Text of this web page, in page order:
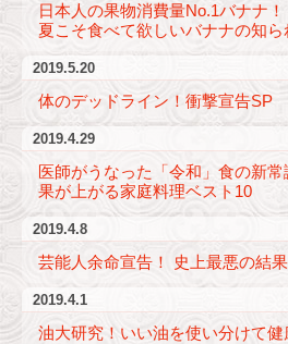
日本人の果物消費量No.1バナナ！
夏こそ食べて欲しいバナナの知ら
2019.5.20
体のデッドライン！衝撃宣告SP
2019.4.29
医師がうなった「令和」食の新
果が上がる家庭料理ベスト10
2019.4.8
芸能人余命宣告！ 史上最悪の結
2019.4.1
油大研究！いい油を使い分けて